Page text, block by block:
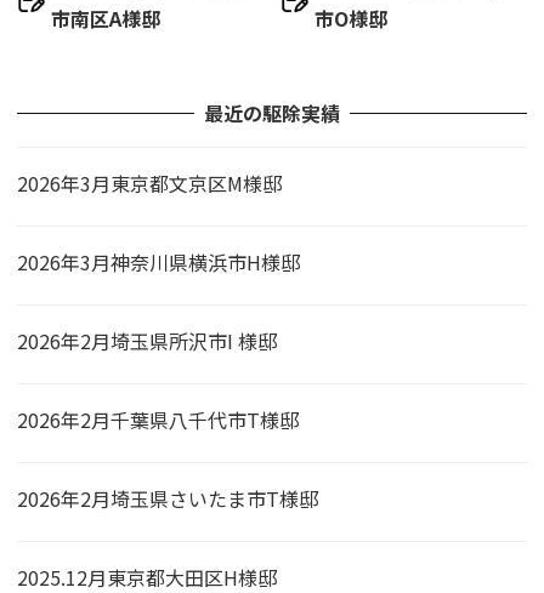
市南区A様邸
市O様邸
最近の駆除実績
2026年3月東京都文京区M様邸
2026年3月神奈川県横浜市H様邸
2026年2月埼玉県所沢市I 様邸
2026年2月千葉県八千代市T様邸
2026年2月埼玉県さいたま市T様邸
2025.12月東京都大田区H様邸